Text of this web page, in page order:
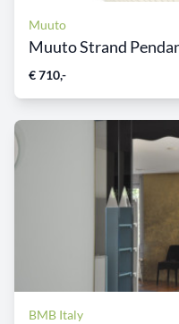
Muuto
Muuto Strand
€ 710,-
BMB Italy